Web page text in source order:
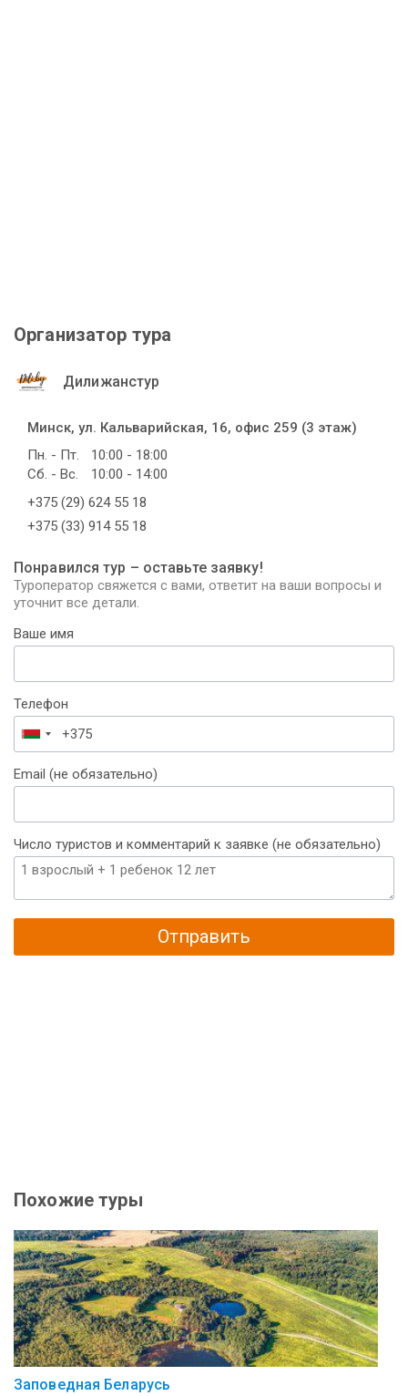
Организатор тура
Дилижанстур
Минск, ул. Кальварийская, 16, офис 259 (3 этаж)
Пн. - Пт.
10:00 - 18:00
Сб. - Вс.
10:00 - 14:00
+375 (29) 624 55 18
+375 (33) 914 55 18
Понравился тур – оставьте заявку!
Туроператор свяжется с вами, ответит на ваши вопросы и
уточнит все детали.
Ваше имя
Телефон
Беларусь
+375
Email (не обязательно)
Число туристов и комментарий к заявке (не обязательно)
Отправить
Похожие туры
Заповедная Беларусь